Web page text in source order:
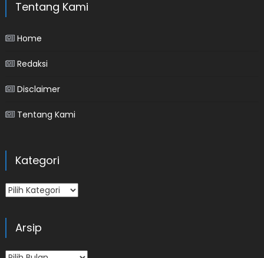
Tentang Kami
Home
Redaksi
Disclaimer
Tentang Kami
Kategori
Kategori
Arsip